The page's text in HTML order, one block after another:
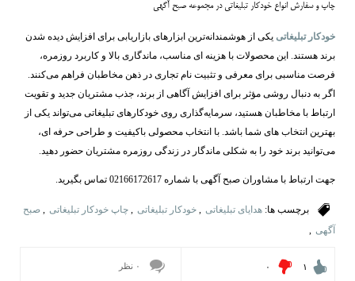
چاپ و سفارش انواع خودکار تبلیغاتی در مجموعه صبح آگهی
خودکار تبلیغاتی یکی از هوشمندانه‌ترین ابزارهای بازاریابی برای افزایش دیده ‌شدن
برند هستند. این محصولات با هزینه ‌ای مناسب، ماندگاری بالا و کاربرد روزمره،
فرصت مناسبی برای معرفی و تثبیت نام تجاری در ذهن مخاطبان فراهم می‌کنند.
اگر به دنبال روشی مؤثر برای افزایش آگاهی از برند، جذب مشتریان جدید و تقویت
ارتباط با مخاطبان هستید، سرمایه‌گذاری روی خودکارهای تبلیغاتی می‌تواند یکی از
بهترین انتخاب ‌های شما باشد. با انتخاب محصولی باکیفیت و طراحی حرفه ‌ای،
می‌توانید برند خود را به شکلی ماندگار در زندگی روزمره مشتریان حضور دهید.
جهت ارتباط با مشاوران صبح آگهی با شماره 02166172617 تماس بگیرید.
برچسب ها: هدایای تبلیغاتی , خودکار تبلیغاتی , چاپ خودکار تبلیغاتی , صبح
آگهی ,
۱ ۰ ۰ نظر